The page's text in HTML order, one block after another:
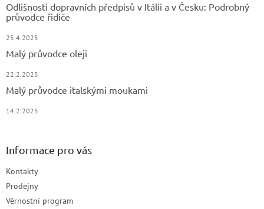
Odlišnosti dopravních předpisů v Itálii a v Česku: Podrobný
průvodce řidiče
25.4.2025
Malý průvodce oleji
22.2.2025
Malý průvodce italskými moukami
14.2.2025
Informace pro vás
Kontakty
Prodejny
Věrnostní program